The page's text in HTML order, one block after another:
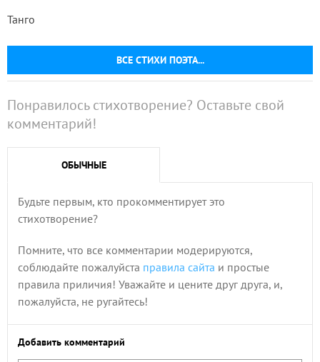
ВСЕ СТИХИ ПОЭТА...
Танго
Понравилось стихотворение? Оставьте свой
комментарий!
ОБЫЧНЫЕ
Будьте первым, кто прокомментирует это
стихотворение?
Помните, что все комментарии модерируются,
соблюдайте пожалуйста правила сайта и простые
правила приличия! Уважайте и цените друг друга, и,
пожалуйста, не ругайтесь!
Добавить комментарий